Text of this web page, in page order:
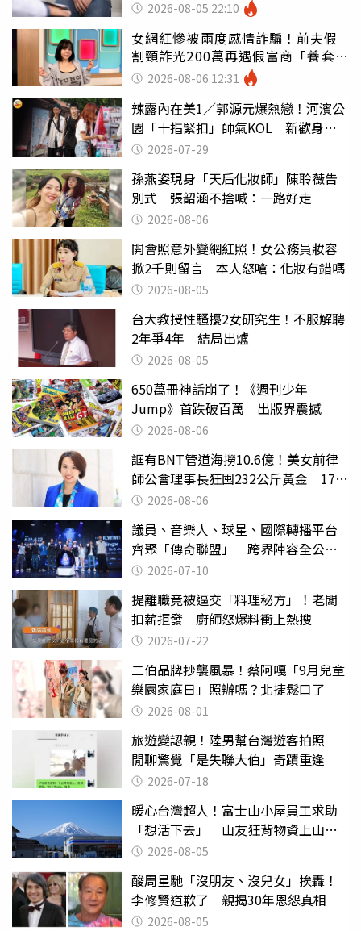
2026-08-05 22:10
女網紅慘被兩度感情詐騙！前夫假
割頸詐光200萬再遇假富商「養套殺
2000萬」
2026-08-06 12:31
辣露內在美1／郭源元爆熱戀！河濱公
園「十指緊扣」帥氣KOL 新歡身份
曝光2026-07-29
孫燕姿現身「天后化妝師」陳聆薇告
別式 張韶涵不捨喊：一路好走
2026-08-06
開會照意外變網紅照！女公務員妝容
掀2千則留言 本人怒嗆：化妝有錯嗎
2026-08-05
台大教授性騷擾2女研究生！不服解聘
2年爭4年 結局出爐
2026-08-05
650萬冊神話崩了！《週刊少年
Jump》首跌破百萬 出版界震撼
2026-08-06
誆有BNT管道海撈10.6億！美女前律
師公會理事長狂囤232公斤黃金 17人
遭起訴
2026-08-06
議員、音樂人、球星、國際轉播平台
齊聚「傳奇聯盟」 跨界陣容全公
開 劍指亞洲新傳奇聯賽
2026-07-10
提離職竟被逼交「料理秘方」！老闆
扣薪拒發 廚師怒爆料衝上熱搜
2026-07-22
二伯品牌抄襲風暴！蔡阿嘎「9月兒童
樂園家庭日」照辦嗎？北捷鬆口了
2026-08-01
旅遊變認親！陸男幫台灣遊客拍照
閒聊驚覺「是失聯大伯」奇蹟重逢
2026-07-18
暖心台灣超人！富士山小屋員工求助
「想活下去」 山友狂背物資上山：
台灣真的是寶島
2026-08-05
酸周星馳「沒朋友、沒兒女」挨轟！
李修賢道歉了 親揭30年恩怨真相
2026-08-05